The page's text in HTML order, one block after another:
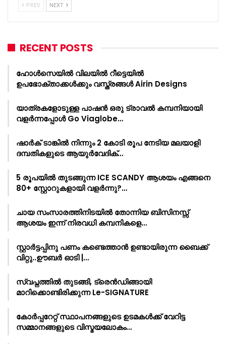
PREV NEXT
RECENT POSTS
ഹോൾസെയിൽ വിലയിൽ റീട്ടെയിൽ
ഉപഭോക്താക്കൾക്കും വസ്ത്രങ്ങൾ Airin Designs
യാത്രകളോടുള്ള പാഷൻ ഒരു ട്രാവൽ കമ്പനിയായി
വളർന്നപ്പോൾ Go Viaglobe…
ഷാർക്‌ ടാങ്കിൽ നിന്നും 2 കോടി രൂപ നേടിയ മലയാളി
ദമ്പതികളുടെ ആയുർവേദിക്…
5 രൂപയിൽ തുടങ്ങുന്ന ICE SCANDY ആശയം എങ്ങനെ
80+ സ്റ്റോറുകളായി വളർന്നു?…
ചായ സംസാരത്തിനിടയിൽ തോന്നിയ ബിസിനസ്സ്
ആശയം ഇന്ന് നിരവധി കമ്പനികളെ…
സ്റ്റാർട്ടപ്പിനു പണം കണ്ടെത്താൻ ഉണ്ടായിരുന്ന ബൈക്ക്
വിറ്റു..ഊബർ ഓടി |…
സ്വപ്നത്തിൽ തുടങ്ങി, ട്രെൻഡിങ്ങായി
മാറിക്കൊണ്ടിരിക്കുന്ന Le-SIGNATURE
കോർപ്പറേറ്റ് സ്ഥാപനങ്ങളുടെ ഉടമകൾക്ക് വേറിട്ട
സമ്മാനങ്ങളുടെ വിസ്മയലോകം…